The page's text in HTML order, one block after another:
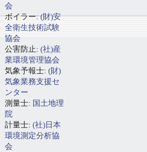
会
ボイラー:(財)安
全衛生技術試験
協会
公害防止: (社)産
業環境管理協会
気象予報士: (財)
気象業務支援セ
ンター
測量士: 国土地理
院
計量士: (社)日本
環境測定分析協
会